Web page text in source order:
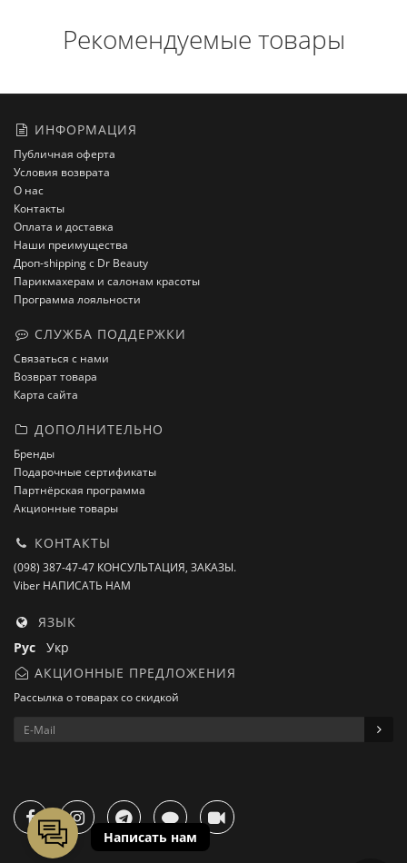
Рекомендуемые товары
ИНФОРМАЦИЯ
Публичная оферта
Условия возврата
О нас
Контакты
Оплата и доставка
Наши преимущества
Дроп-shipping с Dr Beauty
Парикмахерам и салонам красоты
Программа лояльности
СЛУЖБА ПОДДЕРЖКИ
Связаться с нами
Возврат товара
Карта сайта
ДОПОЛНИТЕЛЬНО
Бренды
Подарочные сертификаты
Партнёрская программа
Акционные товары
КОНТАКТЫ
(098) 387-47-47 КОНСУЛЬТАЦИЯ, ЗАКАЗЫ.
Viber НАПИСАТЬ НАМ
ЯЗЫК
Рус Укр
АКЦИОННЫЕ ПРЕДЛОЖЕНИЯ
Рассылка о товарах со скидкой